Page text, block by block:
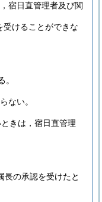
宿日直管理者及び関
けることができな
ない。
きは，宿日直管理
長の承認を受けたと